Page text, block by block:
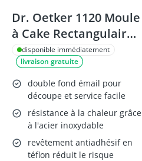
Dr. Oetker 1120 Moule
à Cake Rectangulaire
30cm
disponible immédiatement
livraison gratuite
double fond émail pour
découpe et service facile
résistance à la chaleur grâce
à l'acier inoxydable
revêtement antiadhésif en
téflon réduit le risque